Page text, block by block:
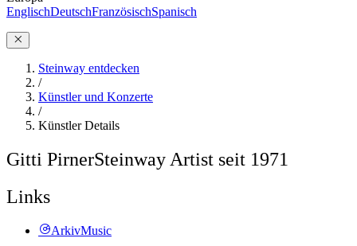
EnglischDeutschFranzösischSpanisch
Steinway entdecken
/
Künstler und Konzerte
/
Künstler Details
Gitti PirnerSteinway Artist seit 1971
Links
ArkivMusic